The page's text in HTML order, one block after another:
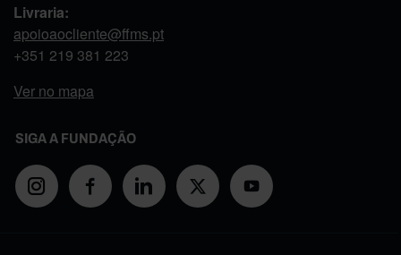
Livraria:
apoioaocliente@ffms.pt
+351 219 381 223
Ver no mapa
SIGA A FUNDAÇÃO